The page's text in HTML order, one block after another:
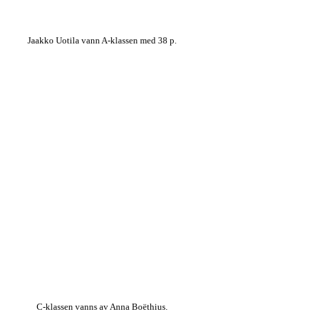
Jaakko Uotila vann A-klassen med 38 p.
C-klassen vanns av Anna Boëthius.